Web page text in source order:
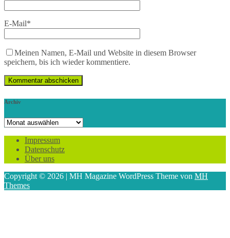
E-Mail*
Meinen Namen, E-Mail und Website in diesem Browser
speichern, bis ich wieder kommentiere.
Archiv
Archiv
Impressum
Datenschutz
Über uns
Copyright © 2026 | MH Magazine WordPress Theme von MH
Themes